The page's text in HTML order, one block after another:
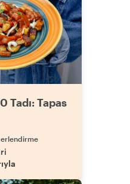
Tadı: Tapas